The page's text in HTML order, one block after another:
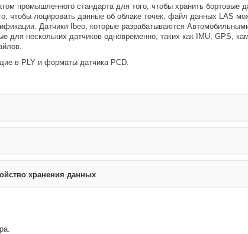
промышленного стандарта для того, чтобы хранить
чтобы лоцировать данные об облаке точек, файл данных LAS
Датчики Ibeo, которые разрабатываются
для нескольких датчиков одновременно, таких как IMU, GPS,
в PLY и форматы датчика PCD.
хранения данных